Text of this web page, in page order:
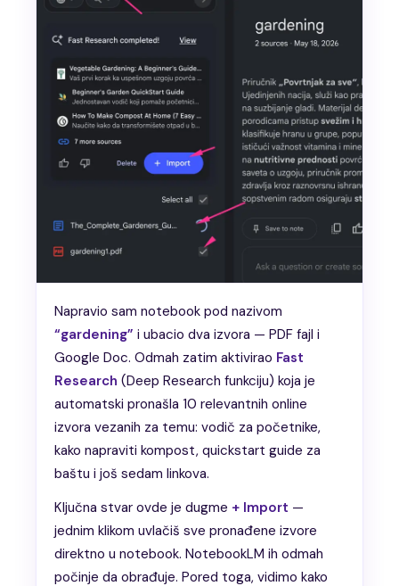
Napravio sam notebook pod nazivom
“gardening” i ubacio dva izvora — PDF fajl i
Google Doc. Odmah zatim aktivirao Fast
Research (Deep Research funkciju) koja je
automatski pronašla 10 relevantnih online
izvora vezanih za temu: vodič za početnike,
kako napraviti kompost, quickstart guide za
baštu i još sedam linkova.
Ključna stvar ovde je dugme + Import —
jednim klikom uvlačiš sve pronađene izvore
direktno u notebook. NotebookLM ih odmah
počinje da obrađuje. Pored toga, vidimo kako